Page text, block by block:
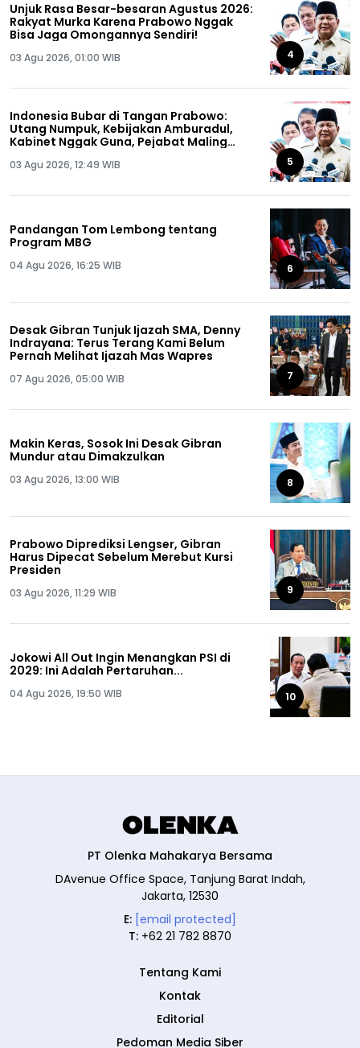
Unjuk Rasa Besar-besaran Agustus 2026:
Rakyat Murka Karena Prabowo Nggak
Bisa Jaga Omongannya Sendiri!
03 Agu 2026, 01:00 WIB 4
Indonesia Bubar di Tangan Prabowo:
Utang Numpuk, Kebijakan Amburadul,
Kabinet Nggak Guna, Pejabat Maling
03 Agu 2026, 12:49 WIB 5
Pandangan Tom Lembong tentang
Program MBG
04 Agu 2026, 16:25 WIB 6
Desak Gibran Tunjuk Ijazah SMA, Denny
Indrayana: Terus Terang Kami Belum
Pernah Melihat Ijazah Mas Wapres
07 Agu 2026, 05:00 WIB 7
Makin Keras, Sosok Ini Desak Gibran
Mundur atau Dimakzulkan
03 Agu 2026, 13:00 WIB 8
Prabowo Diprediksi Lengser, Gibran
Harus Dipecat Sebelum Merebut Kursi
Presiden
03 Agu 2026, 11:29 WIB 9
Jokowi All Out Ingin Menangkan PSI di
2029: Ini Adalah Pertaruhan...
04 Agu 2026, 19:50 WIB 10
PT Olenka Mahakarya Bersama
DAvenue Office Space, Tanjung Barat Indah,
Jakarta, 12530
E: [email protected]
T: +62 21 782 8870
Tentang Kami
Kontak
Editorial
Pedoman Media Siber